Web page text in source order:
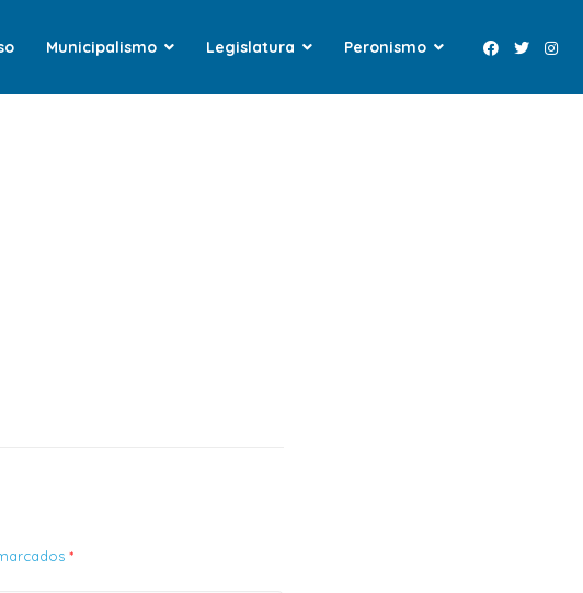
Municipalismo Legislatura Peronismo
*